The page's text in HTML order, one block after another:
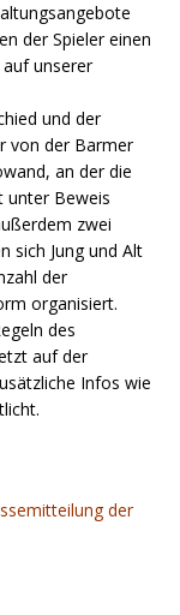
der Spieler einen
unserer
und der
von der Barmer
an der die
unter Beweis
zwei
sich Jung und Alt
der
organisiert.
des
auf der
Infos wie
der